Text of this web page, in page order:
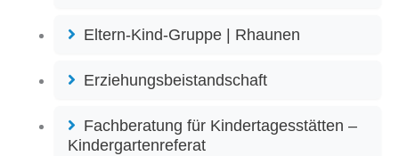
Eltern-Kind-Gruppe | Rhaunen
Erziehungsbeistandschaft
Fachberatung für Kindertagesstätten –
Kindergartenreferat